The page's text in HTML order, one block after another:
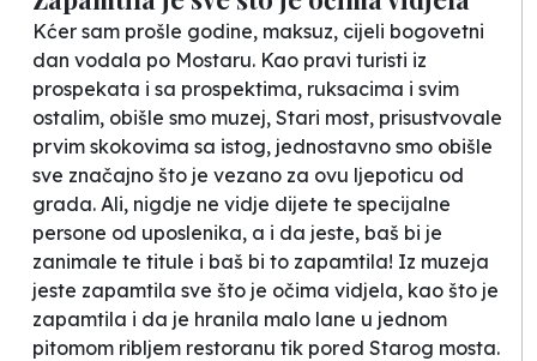
Kćer sam prošle godine, maksuz, cijeli bogovetni
dan vodala po Mostaru. Kao pravi turisti iz
prospekata i sa prospektima, ruksacima i svim
ostalim, obišle smo muzej, Stari most, prisustvovale
prvim skokovima sa istog, jednostavno smo obišle
sve značajno što je vezano za ovu ljepoticu od
grada. Ali, nigdje ne vidje dijete te specijalne
persone od uposlenika, a i da jeste, baš bi je
zanimale te titule i baš bi to zapamtila! Iz muzeja
jeste zapamtila sve što je očima vidjela, kao što je
zapamtila i da je hranila malo lane u jednom
pitomom ribljem restoranu tik pored Starog mosta.